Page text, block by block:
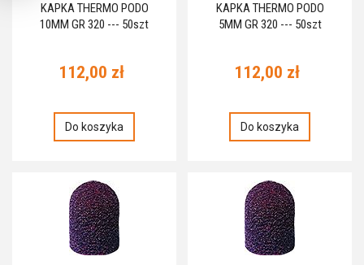
KAPKA THERMO PODO
10MM GR 320 --- 50szt
112,00 zł
Do koszyka
KAPKA THERMO PODO
5MM GR 320 --- 50szt
112,00 zł
Do koszyka